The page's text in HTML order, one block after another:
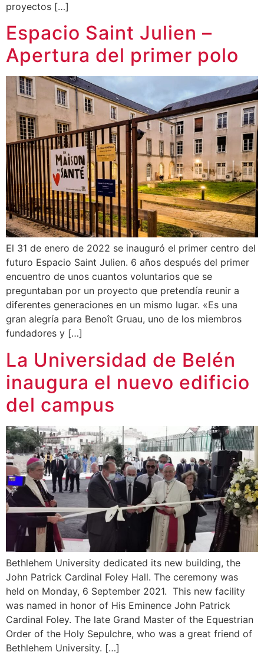
proyectos […]
Espacio Saint Julien –
Apertura del primer polo
El 31 de enero de 2022 se inauguró el primer centro del
futuro Espacio Saint Julien. 6 años después del primer
encuentro de unos cuantos voluntarios que se
preguntaban por un proyecto que pretendía reunir a
diferentes generaciones en un mismo lugar. «Es una
gran alegría para Benoît Gruau, uno de los miembros
fundadores y […]
La Universidad de Belén
inaugura el nuevo edificio
del campus
Bethlehem University dedicated its new building, the
John Patrick Cardinal Foley Hall. The ceremony was
held on Monday, 6 September 2021. This new facility
was named in honor of His Eminence John Patrick
Cardinal Foley. The late Grand Master of the Equestrian
Order of the Holy Sepulchre, who was a great friend of
Bethlehem University. […]